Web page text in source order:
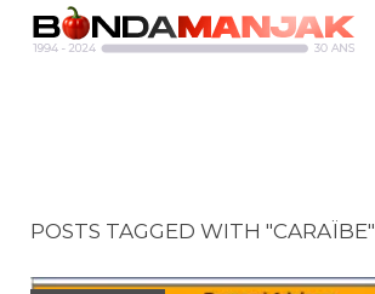
POSTS TAGGED WITH "CARAÏBE"